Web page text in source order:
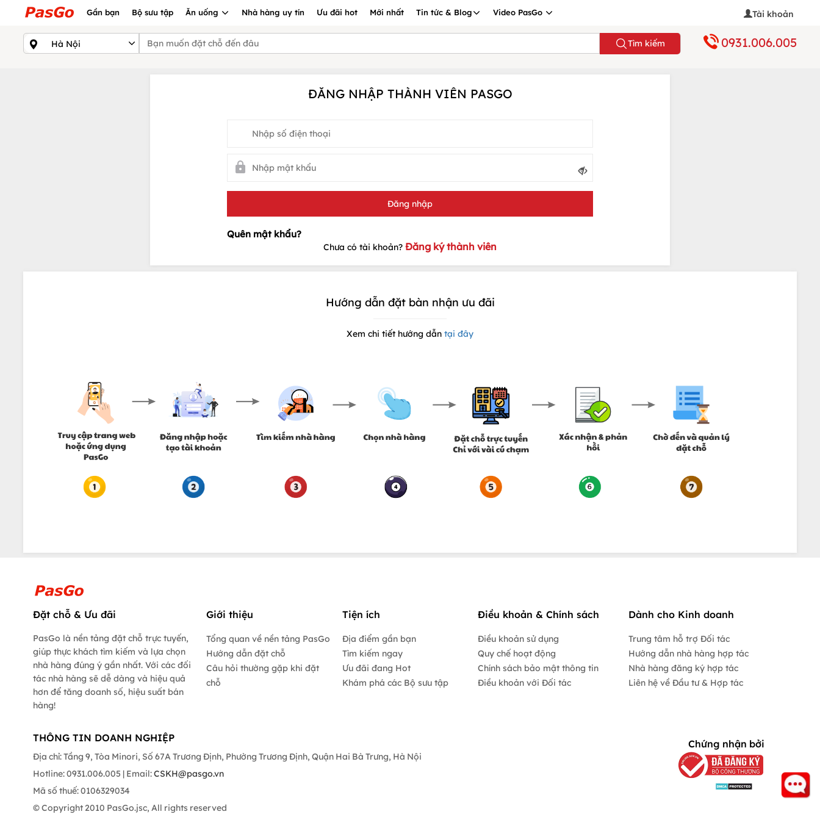
Gần bạn Bộ sưu tập Ăn uống Nhà hàng uy tín Ưu đãi hot Mới nhất Tin tức & Blog Video PasGo Tài khoản
Tìm kiếm 0931.006.005
ĐĂNG NHẬP THÀNH VIÊN PASGO
Chưa có tài khoản? Đăng ký thành viên
Hướng dẫn đặt bàn nhận ưu đãi
Xem chi tiết hướng dẫn tại đây
Đặt chỗ & Ưu đãi
PasGo là nền tảng đặt chỗ trực tuyến,
giúp thực khách tìm kiếm và lựa chọn
nhà hàng đúng ý gần nhất. Với các đối
tác nhà hàng sẽ dễ dàng và hiệu quả
hơn để tăng doanh số, hiệu suất bán
hàng!
Giới thiệu
Tổng quan về nền tảng PasGo
Hướng dẫn đặt chỗ
Câu hỏi thường gặp khi đặt
chỗ
Tiện ích
Địa điểm gần bạn
Tìm kiếm ngay
Ưu đãi đang Hot
Khám phá các Bộ sưu tập
Điều khoản & Chính sách
Điều khoản sử dụng
Quy chế hoạt động
Chính sách bảo mật thông tin
Điều khoản với Đối tác
Dành cho Kinh doanh
Trung tâm hỗ trợ Đối tác
Hướng dẫn nhà hàng hợp tác
Nhà hàng đăng ký hợp tác
Liên hệ về Đầu tư & Hợp tác
THÔNG TIN DOANH NGHIỆP
Địa chỉ: Tầng 9, Tòa Minori, Số 67A Trương Định, Phường Trương Định, Quận Hai Bà Trưng, Hà Nội
Hotline: 0931.006.005 | Email:CSKH@pasgo.vn
Mã số thuế: 0106329034
© Copyright 2010 PasGo.jsc, All rights reserved
Chứng nhận bởi